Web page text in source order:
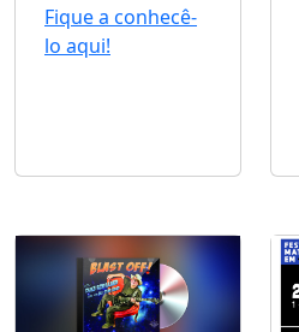
Fique a conhecê-
lo aqui!